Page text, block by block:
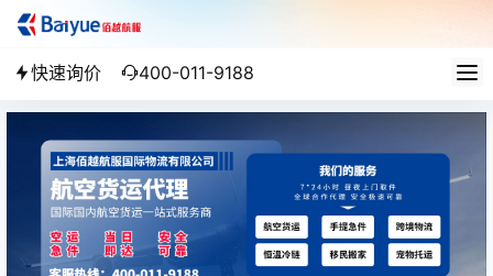
快速询价 400-011-9188